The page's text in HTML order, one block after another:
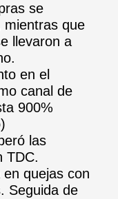
se
mientras que
llevaron a
en el
canal de
900%
las
TDC.
quejas con
Seguida de